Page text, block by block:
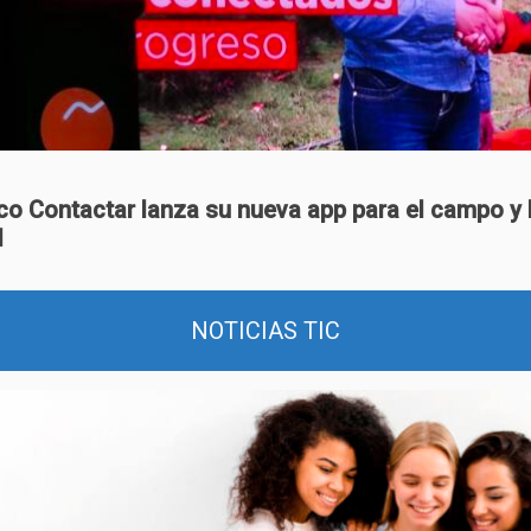
Contactar lanza su nueva app para el campo y
NOTICIAS TIC